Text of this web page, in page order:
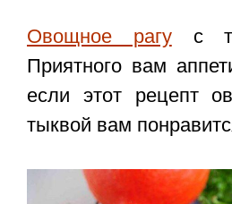
Овощное рагус
Приятного вам
если этот рецепт
тыквой вам